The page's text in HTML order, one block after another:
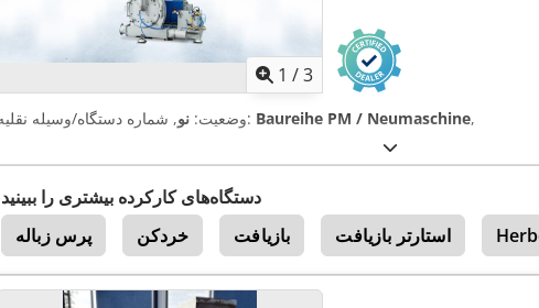
1 /3
وضعیت: نو , شماره دستگاه/وسیله نقلیه: Baureihe PM / Neumaschine,
دستگاه‌های کارکرده بیشتری را ببینید
پرس زباله
خردکن بازیافت استارتر بازیافت